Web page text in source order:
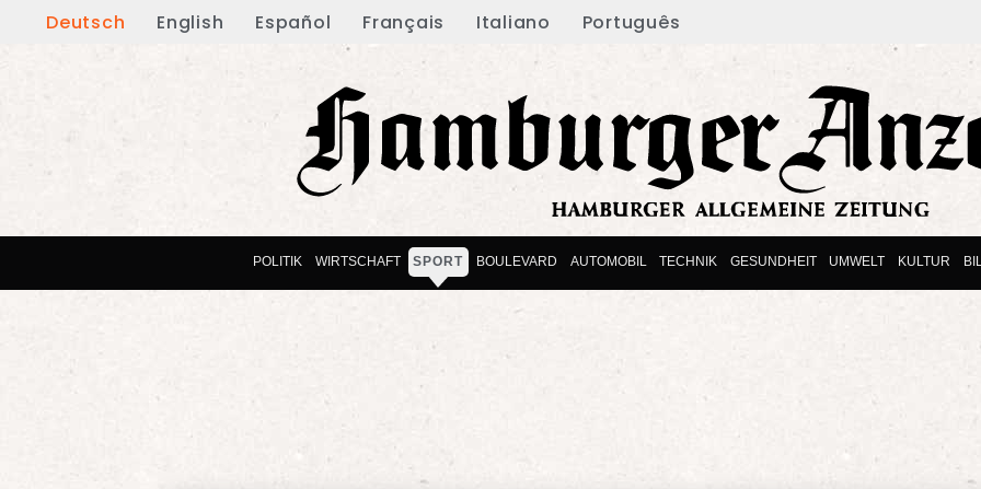
Deutsch English Español Français Italiano Português
POLITIK WIRTSCHAFT SPORT BOULEVARD AUTOMOBIL TECHNIK GESUNDHEIT UMWELT KULTUR